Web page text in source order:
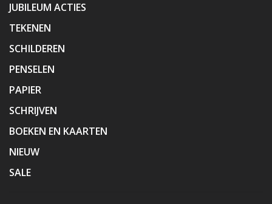
JUBILEUM ACTIES
TEKENEN
SCHILDEREN
PENSELEN
PAPIER
SCHRIJVEN
BOEKEN EN KAARTEN
NIEUW
SALE